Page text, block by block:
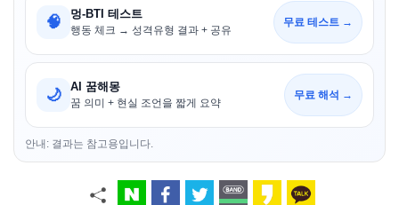
🧠 멍-BTI 테스트
행동 체크 → 성격유형 결과 + 공유
무료 테스트 →
🌙 AI 꿈해몽
꿈 의미 + 현실 조언을 짧게 요약
무료 해석 →
안내: 결과는 참고용입니다.